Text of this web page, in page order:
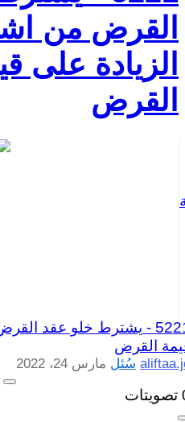
القرض من
الزيادة على
القرض
يشترط خلو عقد
القرض
سُئل مارس 24، 2022
تصويتات